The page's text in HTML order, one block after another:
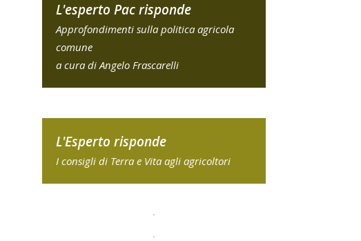
L'esperto Pac risponde
Approfondimenti sulla politica agricola
comune
a cura di Angelo Frascarelli
L'Esperto risponde
I consigli di Terra e Vita agli agricoltori